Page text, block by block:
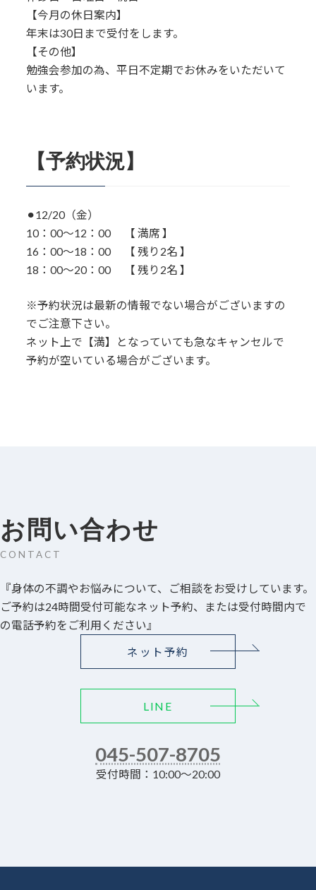
【今月の休日案内】
年末は30日まで受付をします。
【その他】
勉強会参加の為、平日不定期でお休みをいただいて
います。
【予約状況】
⚫︎12/20（金）
10：00〜12：00 【 満席 】
16：00～18：00 【 残り2名 】
18：00～20：00 【 残り2名 】
※予約状況は最新の情報でない場合がございますの
でご注意下さい。
ネット上で【満】となっていても急なキャンセルで
予約が空いている場合がございます。
お問い合わせ
CONTACT
『身体の不調やお悩みについて、ご相談をお受けしています。
ご予約は24時間受付可能なネット予約、または受付時間内で
の電話予約をご利用ください』
ネット予約
LINE
045-507-8705
受付時間：10:00～20:00